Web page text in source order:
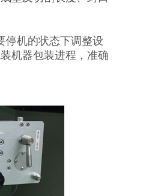
停机的状态下调整设
机器包装进程，准确